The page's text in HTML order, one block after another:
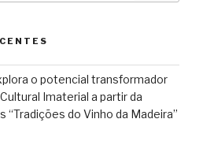
o potencial transformador
Imaterial a partir da
“Tradições do Vinho da Madeira”